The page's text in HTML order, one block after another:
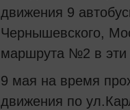
движения 9
Чернышевского,
маршрута №2 в эти
9 мая на время
движения по